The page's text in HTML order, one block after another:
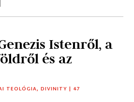
Istenről, a
és az
TEOLÓGIA,DIVINITY | 47